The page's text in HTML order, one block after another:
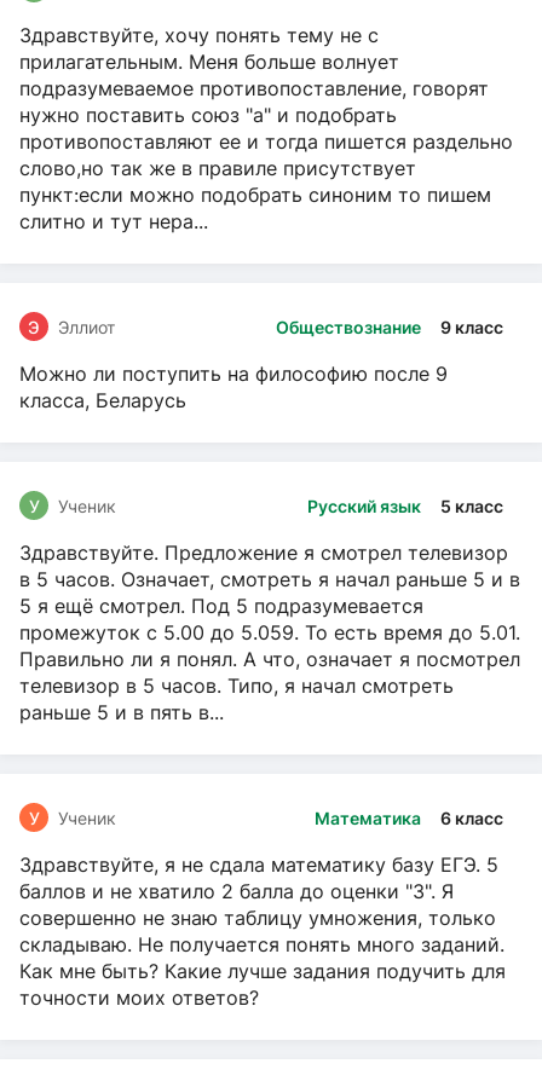
Здравствуйте, хочу понять тему не с
прилагательным. Меня больше волнует
подразумеваемое противопоставление, говорят
нужно поставить союз "а" и подобрать
противопоставляют ее и тогда пишется раздельно
слово,но так же в правиле присутствует
пункт:если можно подобрать синоним то пишем
слитно и тут нера...
Обществознание 9 класс
Э Эллиот
Можно ли поступить на философию после 9
класса, Беларусь
Русский язык 5 класс
У Ученик
Здравствуйте. Предложение я смотрел телевизор
в 5 часов. Означает, смотреть я начал раньше 5 и в
5 я ещё смотрел. Под 5 подразумевается
промежуток с 5.00 до 5.059. То есть время до 5.01.
Правильно ли я понял. А что, означает я посмотрел
телевизор в 5 часов. Типо, я начал смотреть
раньше 5 и в пять в...
Математика 6 класс
У Ученик
Здравствуйте, я не сдала математику базу ЕГЭ. 5
баллов и не хватило 2 балла до оценки "3". Я
совершенно не знаю таблицу умножения, только
складываю. Не получается понять много заданий.
Как мне быть? Какие лучше задания подучить для
точности моих ответов?